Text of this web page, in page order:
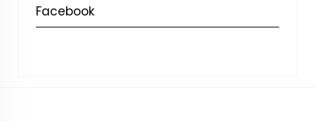
Facebook